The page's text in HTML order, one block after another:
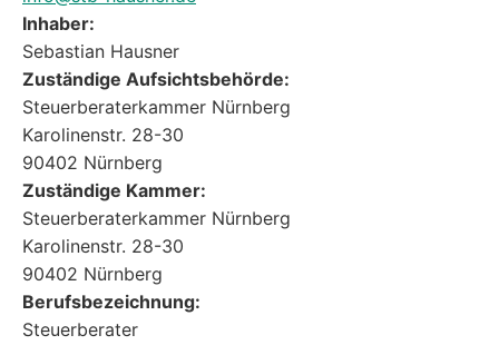
Inhaber:
Sebastian Hausner
Zuständige Aufsichtsbehörde:
Steuerberaterkammer Nürnberg
Karolinenstr. 28-30
90402 Nürnberg
Zuständige Kammer:
Steuerberaterkammer Nürnberg
Karolinenstr. 28-30
90402 Nürnberg
Berufsbezeichnung:
Steuerberater